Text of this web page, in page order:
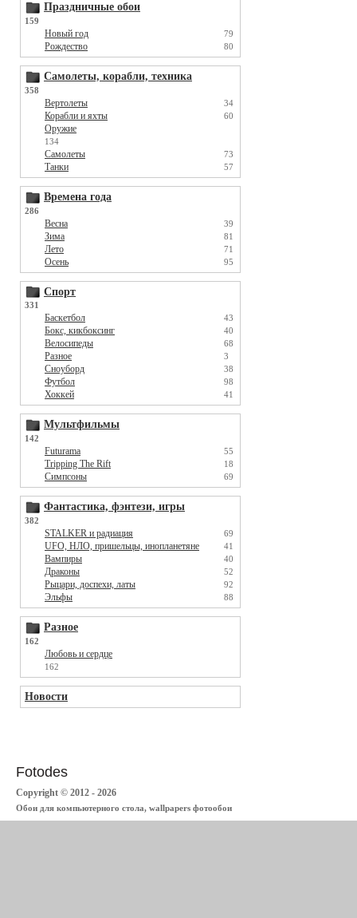
Праздничные обои
159
Новый год 79
Рождество 80
Самолеты, корабли, техника
358
Вертолеты 34
Корабли и яхты 60
Оружие
134
Самолеты 73
Танки 57
Времена года
286
Весна 39
Зима 81
Лето 71
Осень 95
Спорт
331
Баскетбол 43
Бокс, кикбоксинг 40
Велосипеды 68
Разное 3
Сноуборд 38
Футбол 98
Хоккей 41
Мультфильмы
142
Futurama 55
Tripping The Rift 18
Симпсоны 69
Фантастика, фэнтези, игры
382
STALKER и радиация 69
UFO, НЛО, пришельцы, инопланетяне 41
Вампиры 40
Драконы 52
Рыцари, доспехи, латы 92
Эльфы 88
Разное
162
Любовь и сердце
162
Новости
Fotodes
Copyright © 2012 - 2026
Обои для компьютерного стола, wallpapers фотообои